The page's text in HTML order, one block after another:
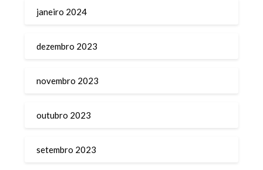
janeiro 2024
dezembro 2023
novembro 2023
outubro 2023
setembro 2023